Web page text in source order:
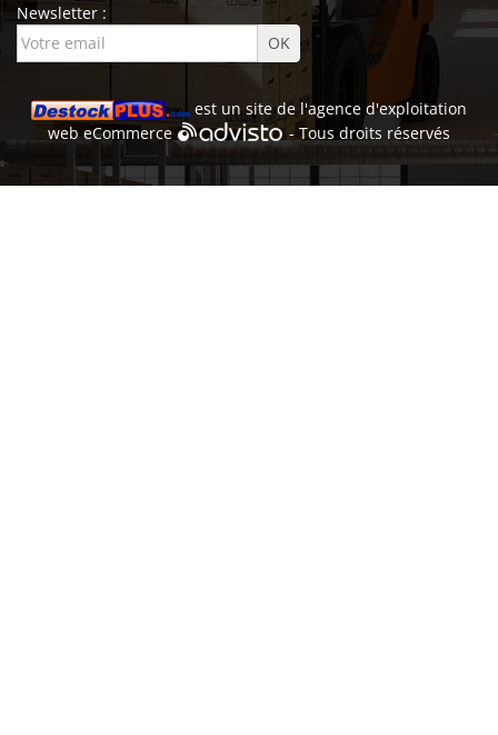
Newsletter :
est un site de l'agence d'exploitation
webeCommerce - Tous droits réservés